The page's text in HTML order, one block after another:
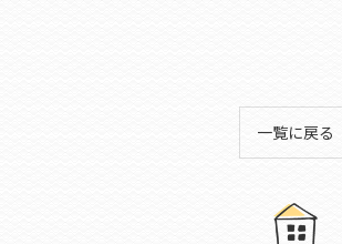
一覧に戻る